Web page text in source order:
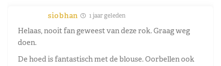
siobhan 1 jaar geleden
Helaas, nooit fan geweest van deze rok. Graag weg
doen.
De hoed is fantastisch met de blouse. Oorbellen ook